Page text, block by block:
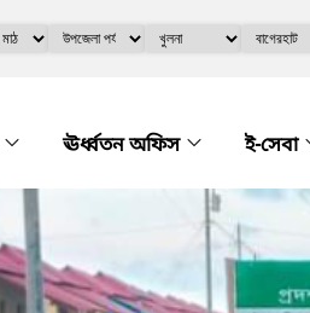
ঊর্ধ্বতন অফিস ই-সেবা